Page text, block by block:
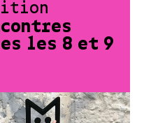
les 8 et 9